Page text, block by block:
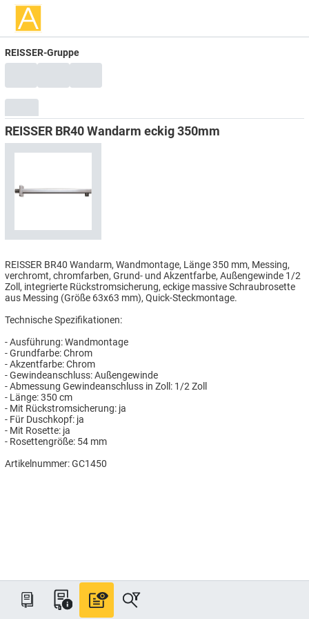
REISSER-Gruppe
REISSER BR40 Wandarm eckig 350mm
REISSER BR40 Wandarm, Wandmontage, Länge 350 mm, Messing,
verchromt, chromfarben, Grund- und Akzentfarbe, Außengewinde 1/2
Zoll, integrierte Rückstromsicherung, eckige massive Schraubrosette
aus Messing (Größe 63x63 mm), Quick-Steckmontage.
Technische Spezifikationen:
- Ausführung: Wandmontage
- Grundfarbe: Chrom
- Akzentfarbe: Chrom
- Gewindeanschluss: Außengewinde
- Abmessung Gewindeanschluss in Zoll: 1/2 Zoll
- Länge: 350 cm
- Mit Rückstromsicherung: ja
- Für Duschkopf: ja
- Mit Rosette: ja
- Rosettengröße: 54 mm
Artikelnummer: GC1450